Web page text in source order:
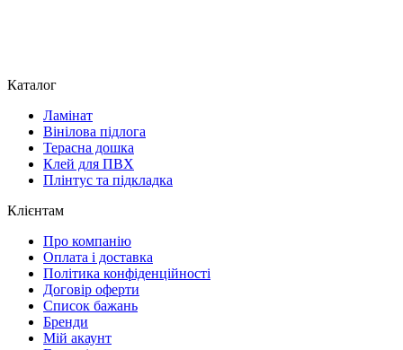
Каталог
Ламінат
Вінілова підлога
Терасна дошка
Клей для ПВХ
Плінтус та підкладка
Клієнтам
Про компанію
Оплата і доставка
Політика конфіденційності
Договір оферти
Список бажань
Бренди
Мій акаунт